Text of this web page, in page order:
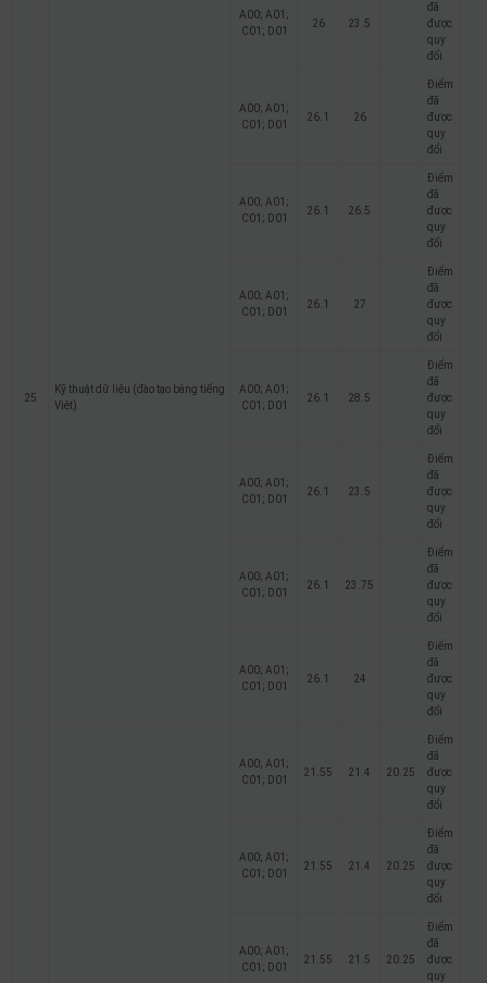
A00; A01;
C01; D01
26 23.5
đã
được
quy
đổi
25
Kỹ thuật dữ liệu (đào tạo bằng tiếng
Việt)
A00; A01;
C01; D01
26.1 26
Điểm
đã
được
quy
đổi
A00; A01;
C01; D01
26.1 26.5
Điểm
đã
được
quy
đổi
A00; A01;
C01; D01
26.1 27
Điểm
đã
được
quy
đổi
A00; A01;
C01; D01
26.1 28.5
Điểm
đã
được
quy
đổi
A00; A01;
C01; D01
26.1 23.5
Điểm
đã
được
quy
đổi
A00; A01;
C01; D01
26.1 23.75
Điểm
đã
được
quy
đổi
A00; A01;
C01; D01
26.1 24
Điểm
đã
được
quy
đổi
A00; A01;
C01; D01
21.55 21.4 20.25
Điểm
đã
được
quy
đổi
A00; A01;
C01; D01
21.55 21.4 20.25
Điểm
đã
được
quy
đổi
A00; A01;
C01; D01
21.55 21.5 20.25
Điểm
đã
được
quy